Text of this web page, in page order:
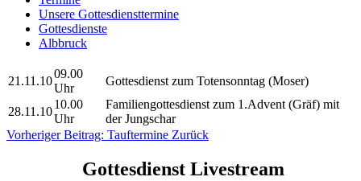
Unsere Gottesdiensttermine
Gottesdienste
Albbruck
21.11.10
09.00
Uhr
Gottesdienst zum Totensonntag (Moser)
28.11.10
10.00
Uhr
Familiengottesdienst zum 1.Advent (Gräf) mit
der Jungschar
Vorheriger Beitrag: Tauftermine Zurück
Gottesdienst Livestream